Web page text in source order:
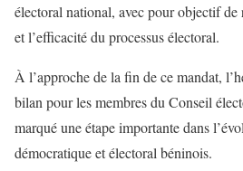
électoral national, avec pour objectif de
et l’efficacité du processus électoral.
À l’approche de la fin de ce mandat,
bilan pour les membres du Conseil
marqué une étape importante dans
démocratique et électoral béninois.